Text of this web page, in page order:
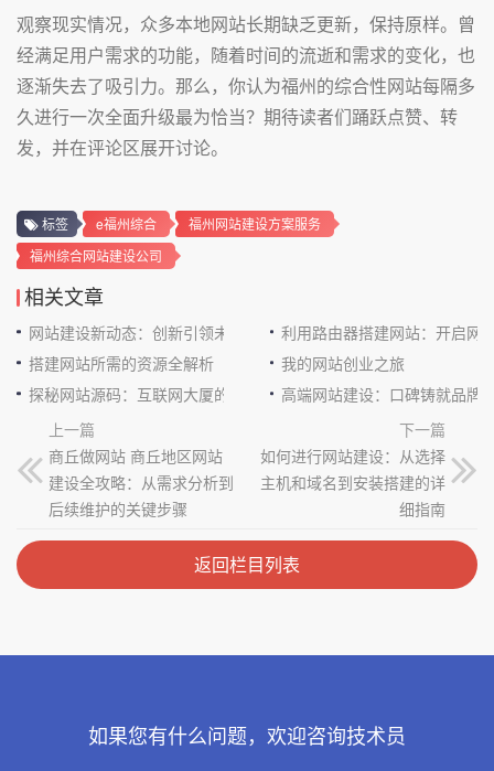
观察现实情况，众多本地网站长期缺乏更新，保持原样。曾
经满足用户需求的功能，随着时间的流逝和需求的变化，也
逐渐失去了吸引力。那么，你认为福州的综合性网站每隔多
久进行一次全面升级最为恰当？期待读者们踊跃点赞、转
发，并在评论区展开讨论。
标签 e福州综合
福州网站建设方案服务
福州综合网站建设公司
相关文章
网站建设新动态：创新引领未来
利用路由器搭建网站：开启网
搭建网站所需的资源全解析
我的网站创业之旅
探秘网站源码：互联网大厦的基石
高端网站建设：口碑铸就品牌
上一篇
商丘做网站 商丘地区网站
建设全攻略：从需求分析到
后续维护的关键步骤
下一篇
如何进行网站建设：从选择
主机和域名到安装搭建的详
细指南
返回栏目列表
如果您有什么问题，欢迎咨询技术员